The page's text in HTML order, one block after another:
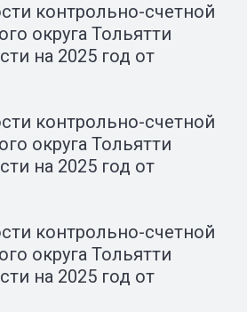
контрольно-счетной
округа Тольятти
на 2025 год от
контрольно-счетной
округа Тольятти
на 2025 год от
контрольно-счетной
округа Тольятти
на 2025 год от